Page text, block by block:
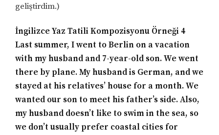
geliştirdim.)
İngilizce Yaz Tatili Kompozisyonu Örneği 4
Last summer, I went to Berlin on a vacation
with my husband and 7-year-old son. We went
there by plane. My husband is German, and we
stayed at his relatives’ house for a month. We
wanted our son to meet his father’s side. Also,
my husband doesn’t like to swim in the sea, so
we don’t usually prefer coastal cities for